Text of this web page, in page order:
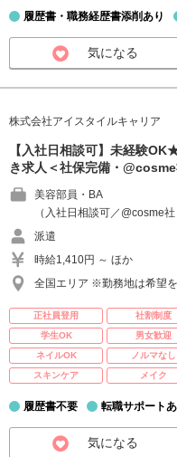
履歴書・職務経歴書添削あり
気になる
株式会社アイスタイルキャリア
【入社日相談可】未経験
き求人＜社保完備・@cosme
美容部員・BA
（入社日相談可／@cosme
派遣
時給1,410円 ～ ほか
全国エリア ※勤務地は希望
正社員登用 社割制度
学生OK
男女歓迎
ネイルOK
ノルマなし
スキンケア
メイク
履歴書不要 転職サポート
気になる